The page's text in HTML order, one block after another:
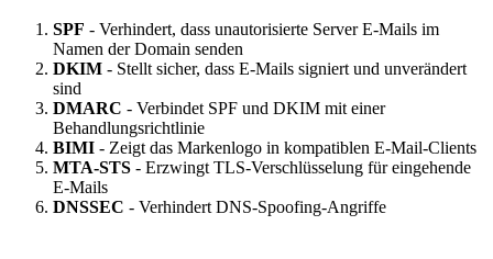
SPF - Verhindert, dass unautorisierte Server E-Mails im
Namen der Domain senden
DKIM - Stellt sicher, dass E-Mails signiert und unverändert
sind
DMARC - Verbindet SPF und DKIM mit einer
Behandlungsrichtlinie
BIMI - Zeigt das Markenlogo in kompatiblen E-Mail-Clients
MTA-STS - Erzwingt TLS-Verschlüsselung für eingehende
E-Mails
DNSSEC - Verhindert DNS-Spoofing-Angriffe